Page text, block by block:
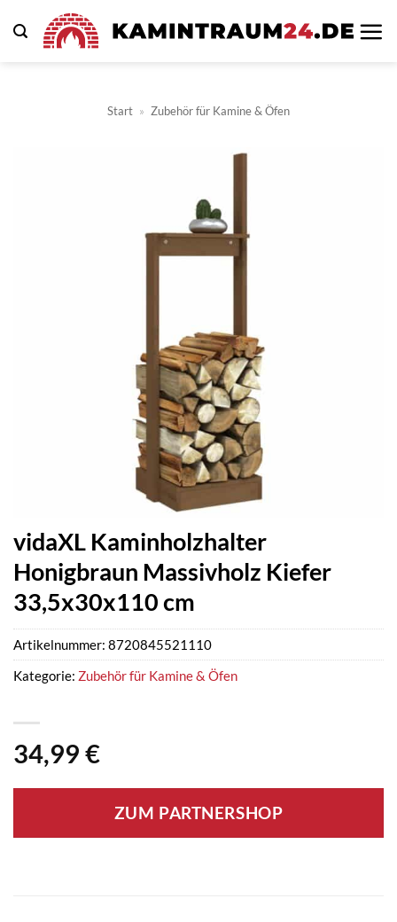
Inhalt
Start » Zubehör für Kamine & Öfen
vidaXL Kaminholzhalter
Honigbraun Massivholz Kiefer
33,5x30x110 cm
34,99 €
ZUM PARTNERSHOP
Artikelnummer: 8720845521110
Kategorie: Zubehör für Kamine & Öfen